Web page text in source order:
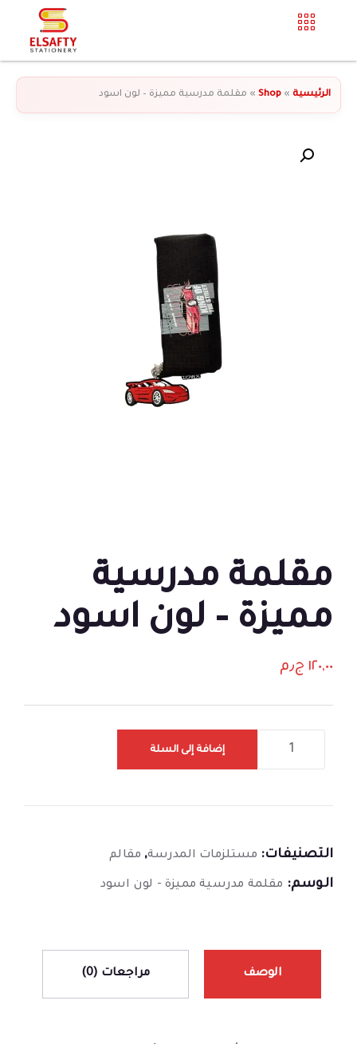
الرئيسية »
Shop
» مقلمة مدرسية مميزة – لون اسود
مقلمة مدرسية
مميزة – لون اسود
١٢٠,٠٠ ج٫م
إضافة إلى السلة
التصنيفات: مستلزمات المدرسة, مقالم
الوسم: مقلمة مدرسية مميزة - لون اسود
الوصف مراجعات (0)